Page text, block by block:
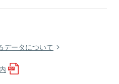
データについて